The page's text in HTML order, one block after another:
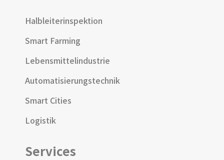
Halbleiterinspektion
Smart Farming
Lebensmittelindustrie
Automatisierungstechnik
Smart Cities
Logistik
Services